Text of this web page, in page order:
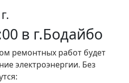
в г.Бодайбо
ремонтных работ будет
электроэнергии. Без